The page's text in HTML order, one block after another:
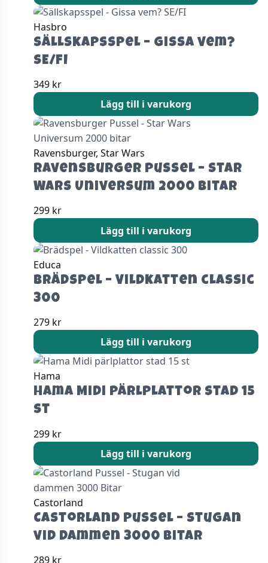
Hasbro
Sällskapsspel – Gissa vem?
SE/FI
349 kr
Lägg till i varukorg
Ravensburger, Star Wars
Ravensburger Pussel – Star
Wars Universum 2000 bitar
299 kr
Lägg till i varukorg
Educa
Brädspel – Vildkatten classic
300
279 kr
Lägg till i varukorg
Hama
Hama Midi pärlplattor stad 15
st
299 kr
Lägg till i varukorg
Castorland
Castorland Pussel – Stugan
vid dammen 3000 Bitar
289 kr